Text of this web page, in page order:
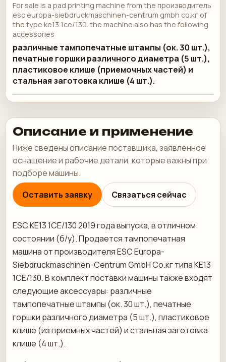
For sale is a pad printing machine from the производитель
esc europa-siebdruckmaschinen-centrum gmbh co.кг of
the type ke13 1ce/130. the machine also has the following
accessories
различные тампопечатные штампы (ок. 30 шт.),
печатные горшки различного диаметра (5 шт.),
пластиковое клише (приемочных частей) и
стальная заготовка клише (4 шт.).
Описание и применение
Ниже сведены описание поставщика, заявленное
оснащение и рабочие детали, которые важны при
подборе машины.
Оставить заявку
Связаться сейчас
ESC KE13 1CE/130 2019 года выпуска, в отличном
состоянии (б/у). Продается тампопечатная
машина от производителя ESC Europa-
Siebdruckmaschinen-Centrum GmbH Co.кг типа KE13
1CE/130. В комплект поставки машины также входят
следующие аксессуары: различные
тампопечатные штампы (ок. 30 шт.), печатные
горшки различного диаметра (5 шт.), пластиковое
клише (из приемных частей) и стальная заготовка
клише (4 шт.).